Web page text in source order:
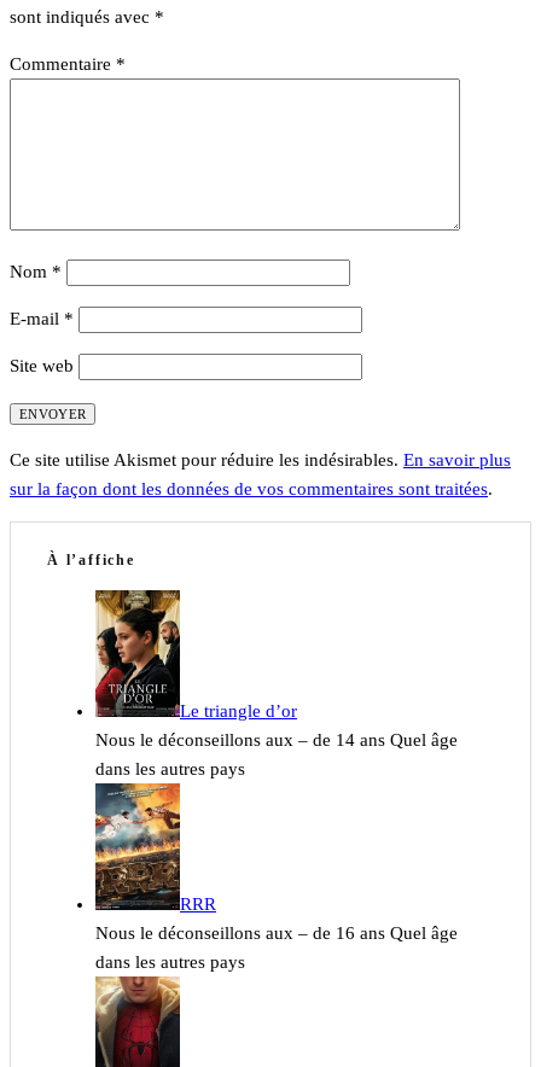
sont indiqués avec *
Commentaire *
Nom *
E-mail *
Site web
Ce site utilise Akismet pour réduire les indésirables. En savoir plus
sur la façon dont les données de vos commentaires sont traitées.
À l’affiche
Le triangle d’or
Nous le déconseillons aux – de 14 ans Quel âge
dans les autres pays
RRR
Nous le déconseillons aux – de 16 ans Quel âge
dans les autres pays